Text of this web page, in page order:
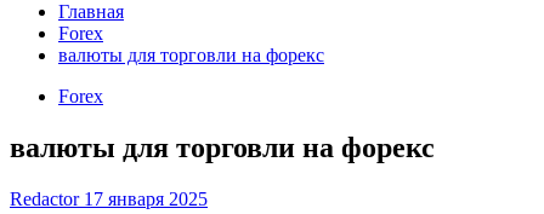
Главная
Forex
валюты для торговли на форекс
Forex
валюты для торговли на форекс
Redactor 17 января 2025